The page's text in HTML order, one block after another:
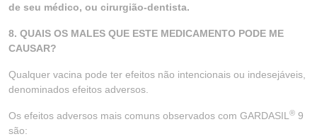
de seu médico, ou cirurgião-dentista.
8. QUAIS OS MALES QUE ESTE MEDICAMENTO PODE ME
CAUSAR?
Qualquer vacina pode ter efeitos não intencionais ou indesejáveis,
denominados efeitos adversos.
Os efeitos adversos mais comuns observados com GARDASIL ® 9
são: